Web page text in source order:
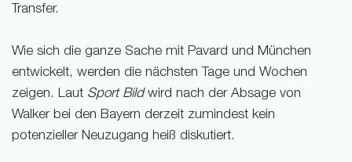
Transfer.
Wie sich die ganze Sache mit Pavard und München
entwickelt, werden die nächsten Tage und Wochen
zeigen. Laut Sport Bildwird nach der Absage von
Walker bei den Bayern derzeit zumindest kein
potenzieller Neuzugang heiß diskutiert.